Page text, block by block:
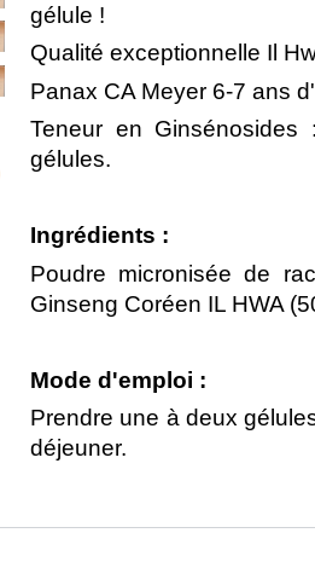
gélule !
Qualité exceptionnelle Il
Panax CA Meyer 6-7 ans
Teneur en
gélules.
Ingrédients :
Poudre micronisée de
Ginseng Coréen IL HWA
Mode d'emploi :
Prendre une à deux
déjeuner.